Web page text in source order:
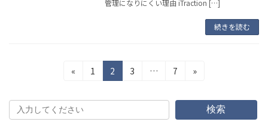
管理になりにくい理由 iTraction […]
続きを読む
の
«
固
ジ
1
固
定
ジ
2
固
ジ
3 …
固
ー
ジ
7 »
検索